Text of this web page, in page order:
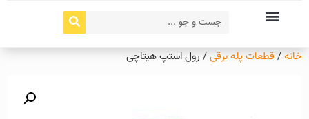
خانه/ قطعات پله برقی/ رول استپ هیتاچی